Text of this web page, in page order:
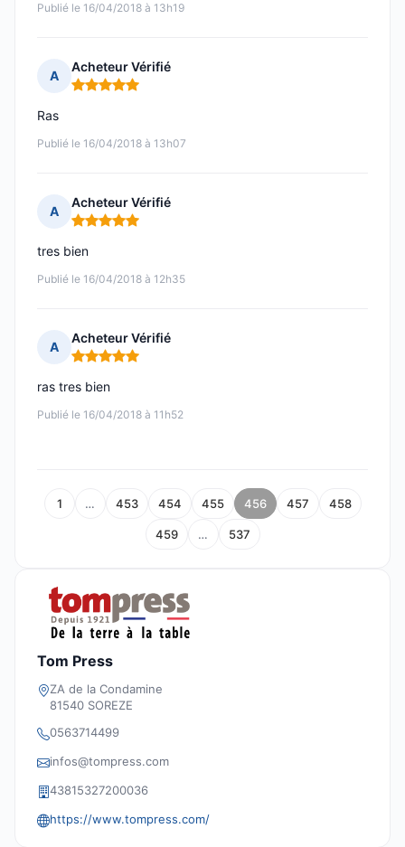
Publié le 16/04/2018 à 13h19
A
Acheteur Vérifié
Note : 5 sur 5
Publié le 16/04/2018 à 13h07
Ras
A
Acheteur Vérifié
Note : 5 sur 5
Publié le 16/04/2018 à 12h35
tres bien
A
Acheteur Vérifié
Note : 5 sur 5
Publié le 16/04/2018 à 11h52
ras tres bien
1 … 453 454 455 456 457 458
459 … 537
Tom Press
ZA de la Condamine
81540 SOREZE
0563714499
infos@tompress.com
43815327200036
https://www.tompress.com/